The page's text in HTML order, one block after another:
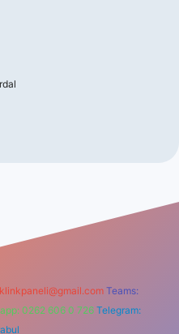
Teams:
0262 606 0 726 Telegram: